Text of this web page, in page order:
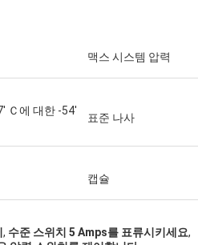
맥스 시스템 압력
Ｃ에 대한 -54'
표준 나사
캡슐
, 수준 스위치 5 Amps를 표류시키세요,